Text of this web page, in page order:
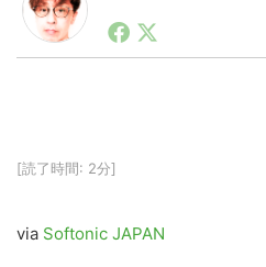
1990年代初頭から記者
ートアップ業界のハー
スクとして数億PV事業
注力中。
[読了時間: 2分]
via Softonic JAPAN
暗号資産
VR/AR
LINE
特集